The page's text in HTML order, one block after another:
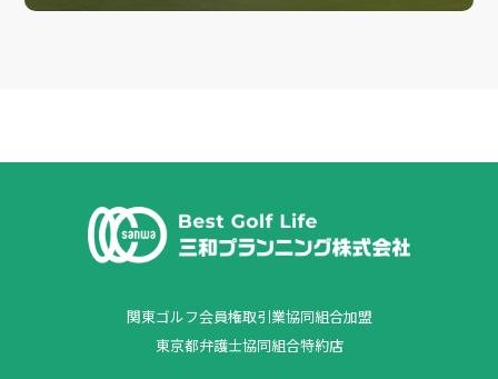
関東ゴルフ会員権取引業協同組合加盟
東京都弁護士協同組合特約店